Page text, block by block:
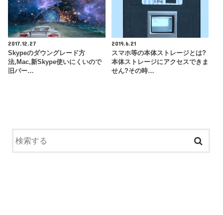
2017.12.27
Skypeのダウングレード方
法,Mac,新Skype使いにくいので
旧バー…
2019.6.21
スマホ等の本体ストレージとは?
本体ストレージにアクセスできま
せん?その時…